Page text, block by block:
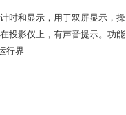
时和显示，用于双屏显示，操
投影仪上，有声音提示。功能
行界